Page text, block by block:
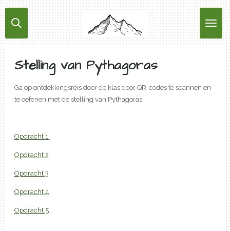
Ga
direct
naar
de
hoofdinhoud
Stelling van Pythagoras
Ga op ontdekkingsreis door de klas door QR-codes te scannen en
te oefenen met de stelling van Pythagoras.
Opdracht 1
Opdracht 2
Opdracht 3
Opdracht 4
Opdracht 5